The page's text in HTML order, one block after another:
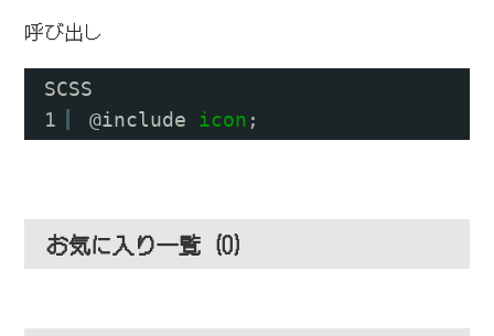
呼び出し
SCSS
1
@include icon ;
お気に入り一覧 (0)